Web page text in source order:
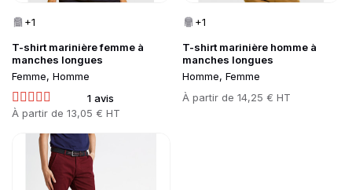
T-shirt marinière femme à
manches longues
Femme, Homme
1 avis
Prix
À partir de 13,05 € HT
+1
T-shirt marinière homme à
manches longues
Homme, Femme
Prix
À partir de 14,25 € HT
+1
Go to product page